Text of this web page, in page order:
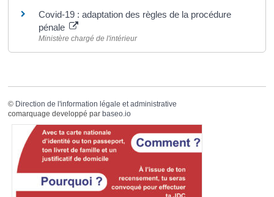
Covid-19 : adaptation des règles de la procédure
pénale
Ministère chargé de l'intérieur
© Direction de l'information légale et administrative
comarquage developpé par baseo.io